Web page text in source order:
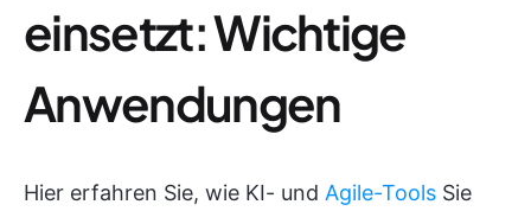
einsetzt: Wichtige
Anwendungen
Hier erfahren Sie, wie KI- und Agile-Tools Sie